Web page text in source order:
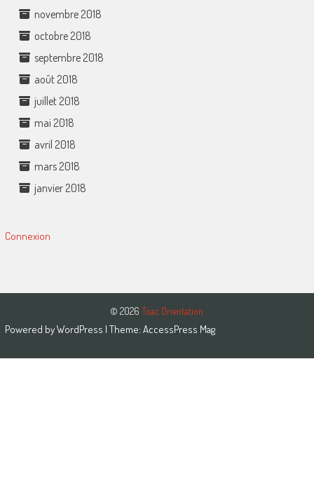
novembre 2018
octobre 2018
septembre 2018
août 2018
juillet 2018
mai 2018
avril 2018
mars 2018
janvier 2018
Connexion
© 2026 Toac Orientation
Powered byWordPress | Theme: AccessPress Mag